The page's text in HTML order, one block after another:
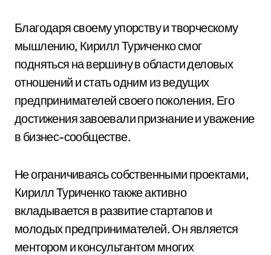
Благодаря своему упорству и творческому
мышлению, Кирилл Туриченко смог
подняться на вершину в области деловых
отношений и стать одним из ведущих
предпринимателей своего поколения. Его
достижения завоевали признание и уважение
в бизнес-сообществе.
Не ограничиваясь собственными проектами,
Кирилл Туриченко также активно
вкладывается в развитие стартапов и
молодых предпринимателей. Он является
ментором и консультантом многих